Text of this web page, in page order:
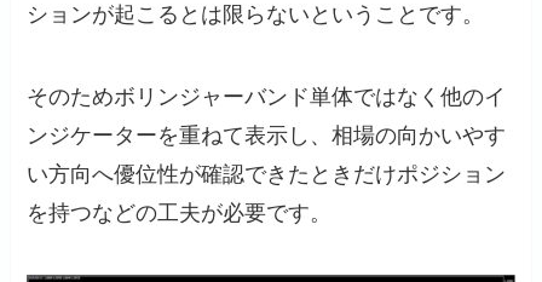
ションが起こるとは限らないということです。
そのためボリンジャーバンド単体ではなく他のイ
ンジケーターを重ねて表示し、相場の向かいやす
い方向へ優位性が確認できたときだけポジション
を持つなどの工夫が必要です。